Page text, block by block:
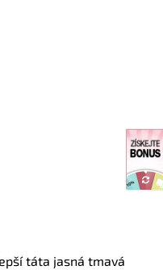
táta jasná tmavá